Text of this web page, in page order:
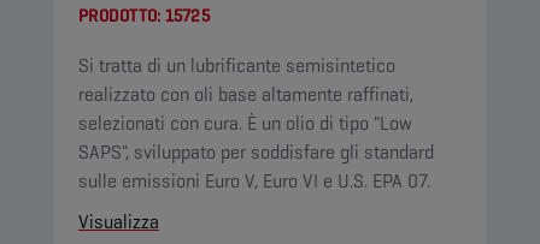
PRODOTTO: 15725
Si tratta di un lubrificante semisintetico
realizzato con oli base altamente raffinati,
selezionati con cura. È un olio di tipo "Low
SAPS", sviluppato per soddisfare gli standard
sulle emissioni Euro V, Euro VI e U.S. EPA 07.
Visualizza